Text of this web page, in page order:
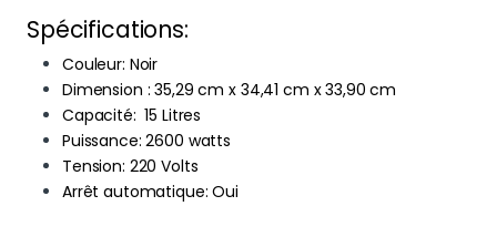
Spécifications:
Couleur: ‎Noir
Dimension : 35,29 cm x 34,41 cm x 33,90 cm
Capacité: ‎ 15 Litres
Puissance: ‎2600 watts
Tension: ‎220 Volts
Arrêt automatique: ‎Oui